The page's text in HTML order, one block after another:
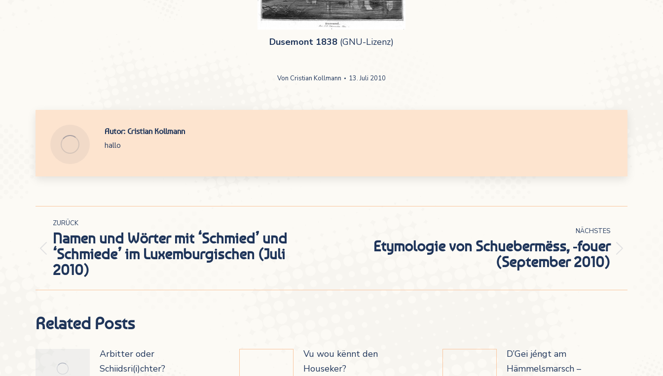
Dusemont 1838 (GNU-Lizenz)
Von Cristian Kollmann 13. Juli 2010
Autor: Cristian Kollmann
hallo
Kommentarnavigation
ZURÜCK
Vorheriger
Beitrag:
Namen und Wörter mit ‘Schmied’ und
‘Schmiede’ im Luxemburgischen (Juli
2010)
NÄCHSTES
NächsterEtymologie von Schuebermëss, -fouer
(September 2010)
Related Posts
Arbitter oder
Schiidsri(i)chter?
Vu wou kënnt den
Houseker?
D’Gei jéngt am
Hämmelsmarsch –